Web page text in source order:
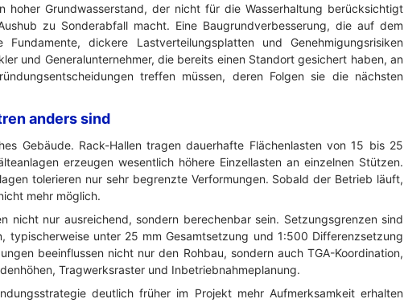
hoher Grundwasserstand, der nicht für die Wasserhaltung berücksichtigt
zu Sonderabfall macht. Eine Baugrundverbesserung, die auf dem
dickere Lastverteilungsplatten und Genehmigungsrisiken
und Generalunternehmer, die bereits einen Standort gesichert haben, an
treffen müssen, deren Folgen sie die nächsten
anders sind
Gebäude. Rack-Hallen tragen dauerhafte Flächenlasten von 15 bis 25
erzeugen wesentlich höhere Einzellasten an einzelnen Stützen.
tolerieren nur sehr begrenzte Verformungen. Sobald der Betrieb läuft,
mehr möglich.
nicht nur ausreichend, sondern berechenbar sein. Setzungsgrenzen sind
typischerweise unter 25 mm Gesamtsetzung und 1:500 Differenzsetzung
beeinflussen nicht nur den Rohbau, sondern auch TGA-Koordination,
Tragwerksraster und Inbetriebnahmeplanung.
deutlich früher im Projekt mehr Aufmerksamkeit erhalten